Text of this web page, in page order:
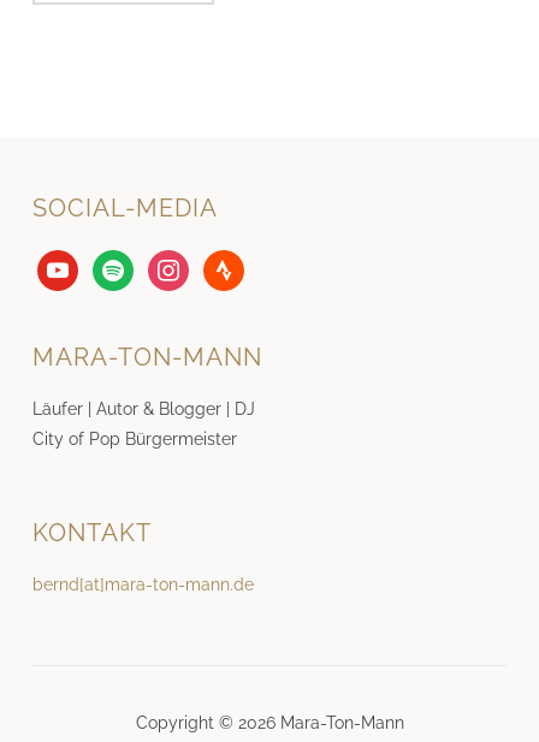
SOCIAL-MEDIA
youtubespotify instagramstrava
MARA-TON-MANN
Läufer | Autor & Blogger | DJ
City of Pop Bürgermeister
KONTAKT
bernd[at]mara-ton-mann.de
Copyright © 2026 Mara-Ton-Mann